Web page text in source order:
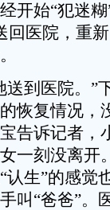
开始“犯迷
回医院，重
到医院。”
恢复情况，
告诉记者，
一刻没离开
生”的感觉
叫“爸爸”。